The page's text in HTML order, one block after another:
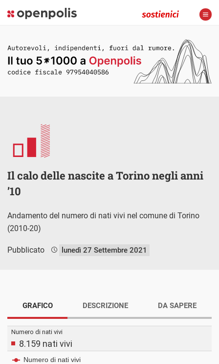
Il calo delle nascite a Torino negli anni
’10
Andamento del numero di nati vivi nel comune di Torino
(2010-20)
Pubblicato lunedì 27 Settembre 2021
GRAFICO DESCRIZIONE DA SAPERE